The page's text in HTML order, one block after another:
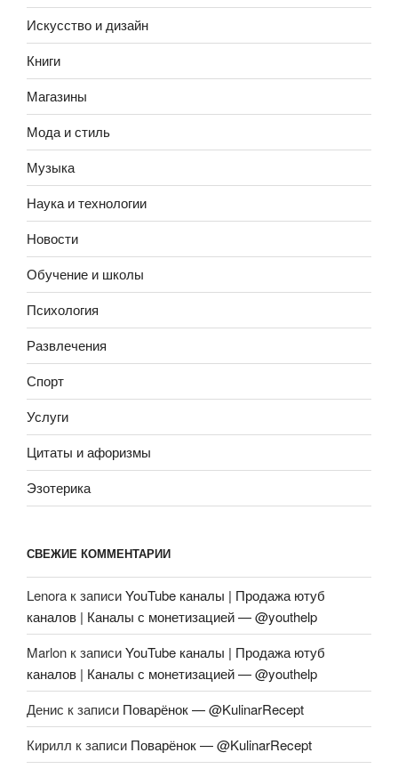
Искусство и дизайн
Книги
Магазины
Мода и стиль
Музыка
Наука и технологии
Новости
Обучение и школы
Психология
Развлечения
Спорт
Услуги
Цитаты и афоризмы
Эзотерика
СВЕЖИЕ КОММЕНТАРИИ
Lenora к записиYouTube каналы | Продажа ютуб
каналов | Каналы с монетизацией — @youthelp
Marlon к записиYouTube каналы | Продажа ютуб
каналов | Каналы с монетизацией — @youthelp
Денис к записи Поварёнок — @KulinarRecept
Кирилл к записи Поварёнок — @KulinarRecept